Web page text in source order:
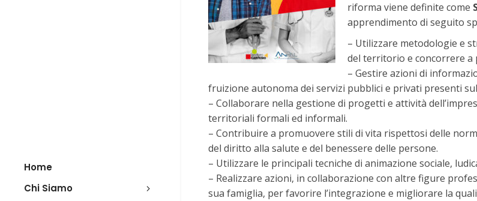
Home
Chi Siamo
riforma viene definite come
apprendimento di seguito
– Utilizzare metodologie e
del territorio e concorrere a
– Gestire azioni di
fruizione autonoma dei servizi pubblici e privati presenti
– Collaborare nella gestione di progetti e attività
territoriali formali ed informali.
– Contribuire a promuovere stili di vita rispettosi delle
del diritto alla salute e del benessere delle persone.
– Utilizzare le principali tecniche di animazione sociale,
– Realizzare azioni, in collaborazione con altre figure
sua famiglia, per favorire l’integrazione e migliorare la